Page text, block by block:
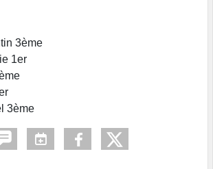
3ème
1er
3ème